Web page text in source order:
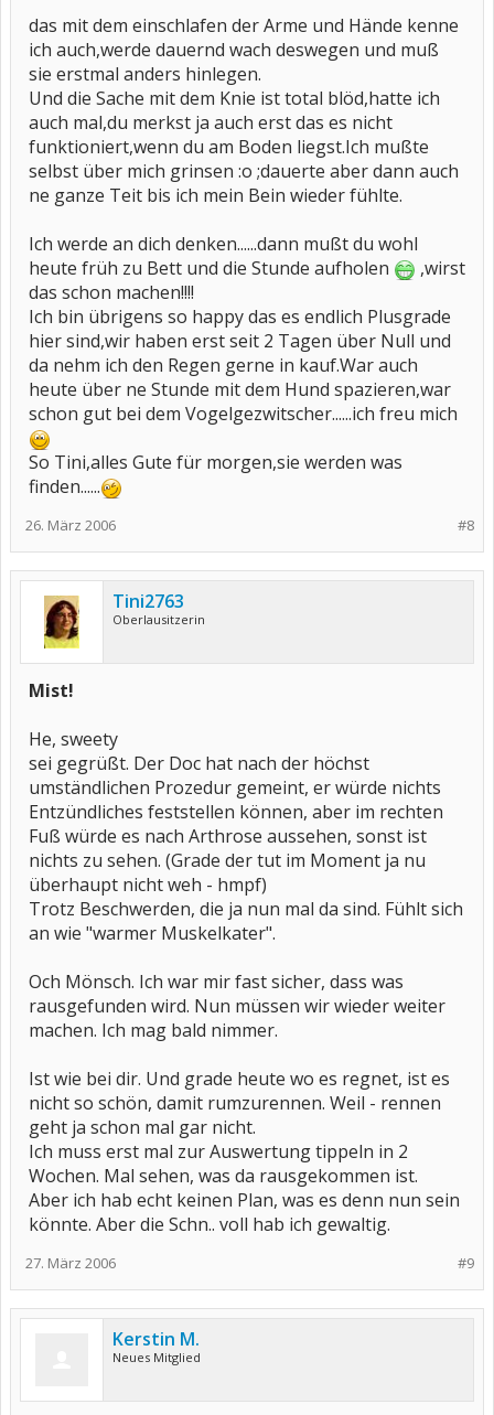
das mit dem einschlafen der Arme und Hände kenne
ich auch,werde dauernd wach deswegen und muß
sie erstmal anders hinlegen.
Und die Sache mit dem Knie ist total blöd,hatte ich
auch mal,du merkst ja auch erst das es nicht
funktioniert,wenn du am Boden liegst.Ich mußte
selbst über mich grinsen :o ;dauerte aber dann auch
ne ganze Teit bis ich mein Bein wieder fühlte.
Ich werde an dich denken......dann mußt du wohl
heute früh zu Bett und die Stunde aufholen
,wirst
das schon machen!!!!
Ich bin übrigens so happy das es endlich Plusgrade
hier sind,wir haben erst seit 2 Tagen über Null und
da nehm ich den Regen gerne in kauf.War auch
heute über ne Stunde mit dem Hund spazieren,war
schon gut bei dem Vogelgezwitscher......ich freu mich
So Tini,alles Gute für morgen,sie werden was
finden......
#8
26. März 2006
Tini2763
Oberlausitzerin
Mist!
He, sweety
sei gegrüßt. Der Doc hat nach der höchst
umständlichen Prozedur gemeint, er würde nichts
Entzündliches feststellen können, aber im rechten
Fuß würde es nach Arthrose aussehen, sonst ist
nichts zu sehen. (Grade der tut im Moment ja nu
überhaupt nicht weh - hmpf)
Trotz Beschwerden, die ja nun mal da sind. Fühlt sich
an wie "warmer Muskelkater".
Och Mönsch. Ich war mir fast sicher, dass was
rausgefunden wird. Nun müssen wir wieder weiter
machen. Ich mag bald nimmer.
Ist wie bei dir. Und grade heute wo es regnet, ist es
nicht so schön, damit rumzurennen. Weil - rennen
geht ja schon mal gar nicht.
Ich muss erst mal zur Auswertung tippeln in 2
Wochen. Mal sehen, was da rausgekommen ist.
Aber ich hab echt keinen Plan, was es denn nun sein
könnte. Aber die Schn.. voll hab ich gewaltig.
#9
27. März 2006
Kerstin M.
Neues Mitglied